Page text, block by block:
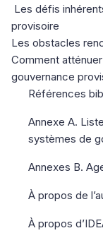
Les défis
provisoire
Les obstacles
Comment
gouvernance
Références
Annexe A.
systèmes de
Annexes B.
À propos de
À propos